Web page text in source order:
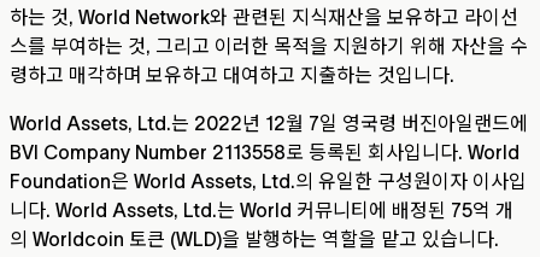
하는 것, World Network와 관련된 지식재산을 보유하고 라이선
스를 부여하는 것, 그리고 이러한 목적을 지원하기 위해 자산을 수
령하고 매각하며 보유하고 대여하고 지출하는 것입니다.
World Assets, Ltd.는 2022년 12월 7일 영국령 버진아일랜드에
BVI Company Number 2113558로 등록된 회사입니다. World
Foundation은 World Assets, Ltd.의 유일한 구성원이자 이사입
니다. World Assets, Ltd.는 World 커뮤니티에 배정된 75억 개
의 Worldcoin 토큰 (WLD)을 발행하는 역할을 맡고 있습니다.